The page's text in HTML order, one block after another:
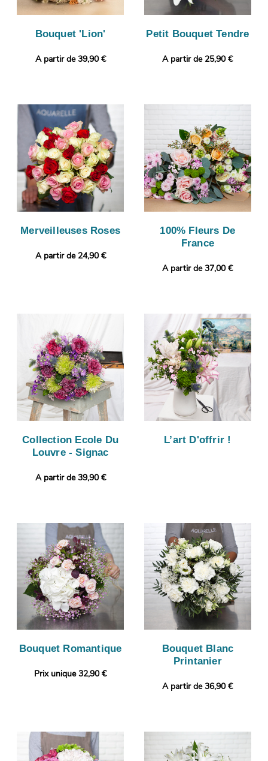
Bouquet 'Lion'
A partir de 39,90 €
Petit Bouquet Tendre
A partir de 25,90 €
Merveilleuses Roses
A partir de 24,90 €
100% Fleurs De
France
A partir de 37,00 €
Collection Ecole Du
Louvre - Signac
A partir de 39,90 €
L’art D'offrir !
Bouquet Romantique
Prix unique 32,90 €
Bouquet Blanc
Printanier
A partir de 36,90 €